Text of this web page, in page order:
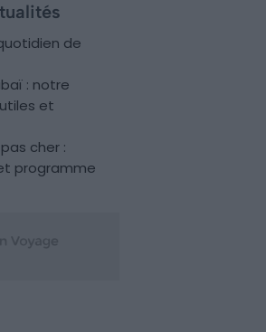
de
: notre
et
cher :
programme